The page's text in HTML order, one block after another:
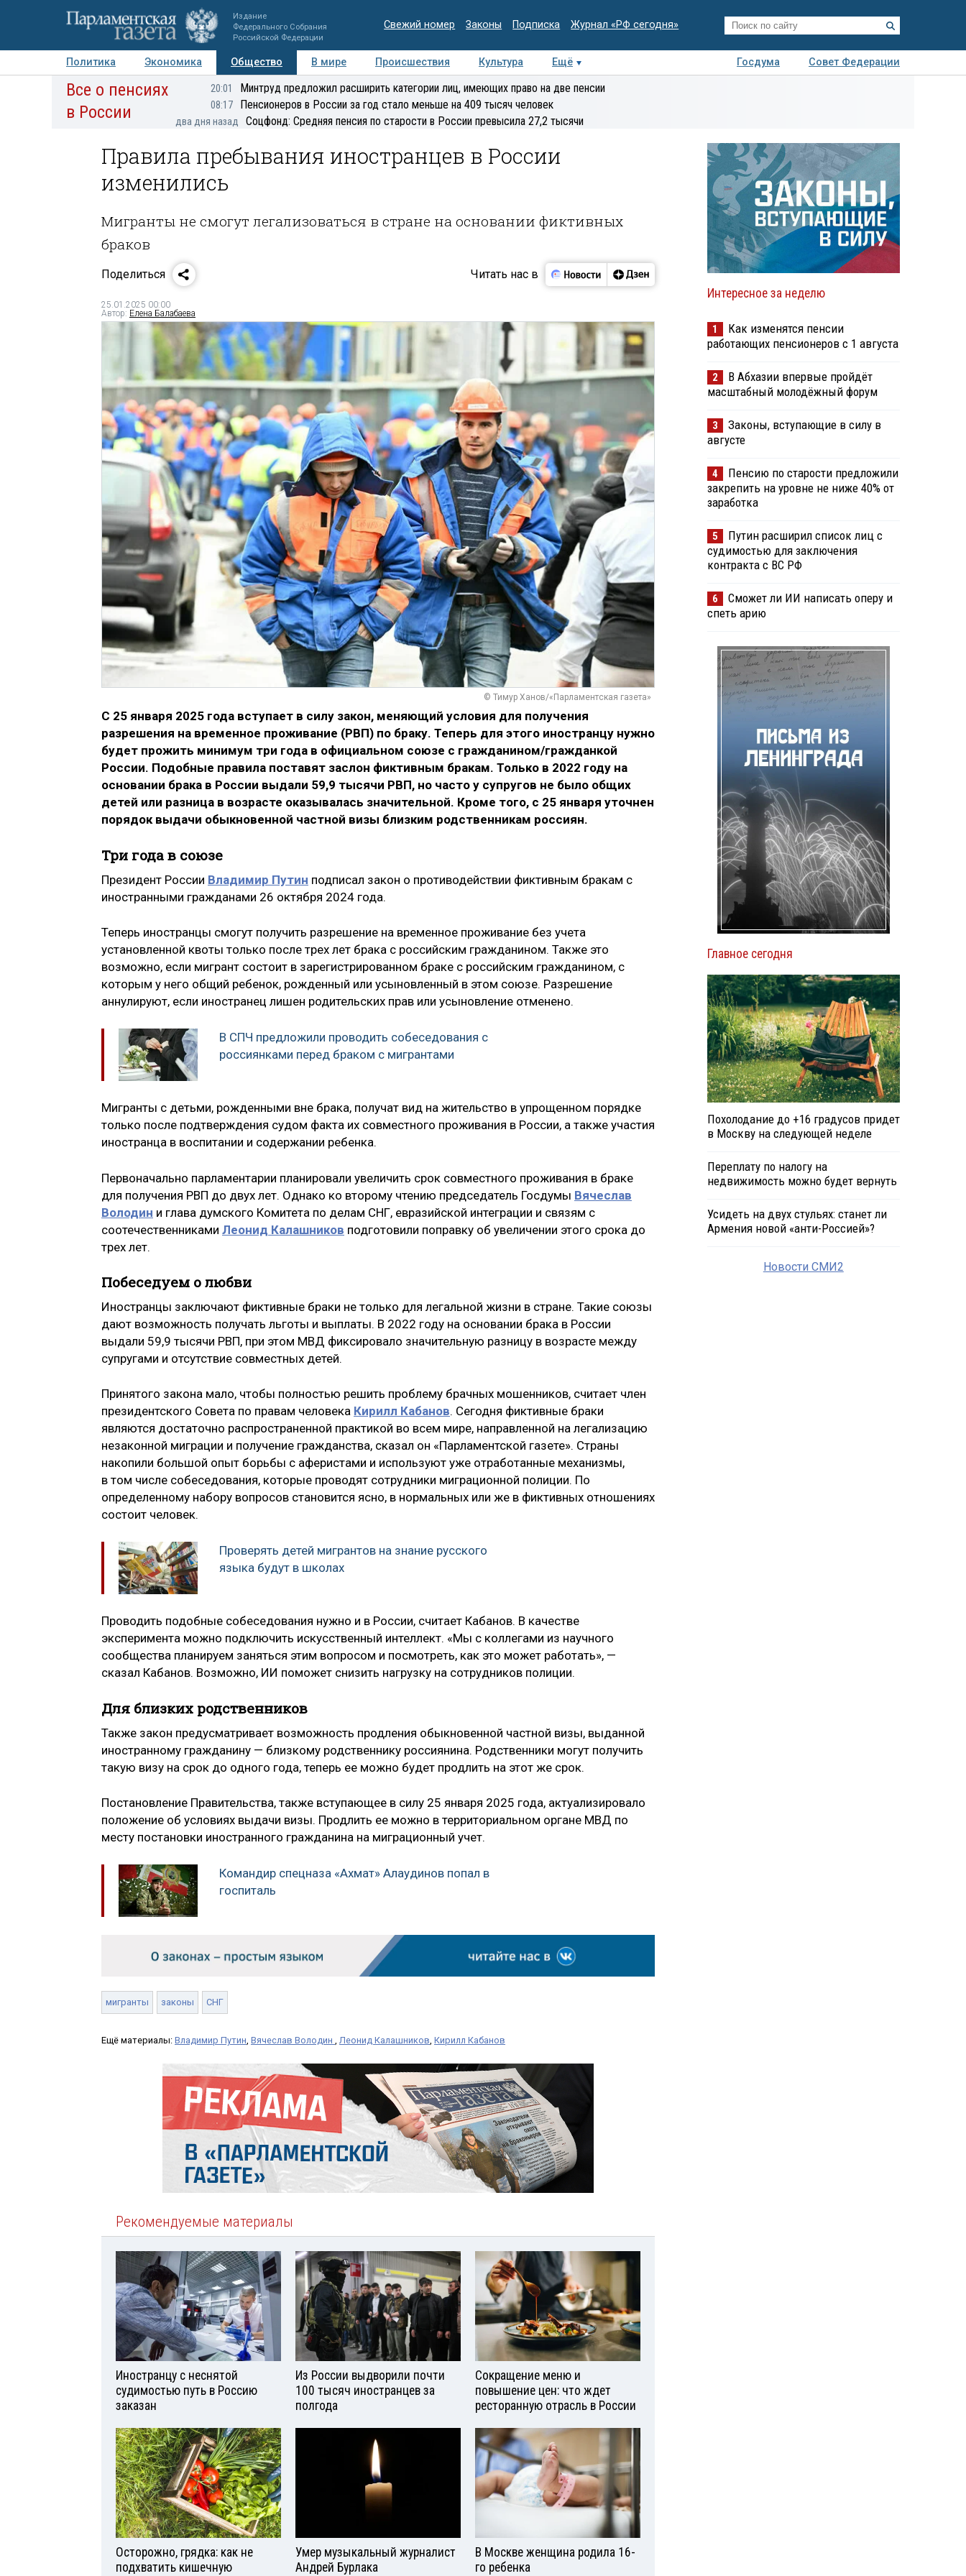
Издание
Федерального Собрания
Российской Федерации
Свежий номер Законы Подписка Журнал «РФ сегодня»
Политика Экономика Общество В мире Происшествия Культура Ещё Госдума
Совет Федерации
Авторы Персоны Мнения Регионы Медиацентр Интервью Колумнисты
Деловая
Все о пенсиях
в России
20:01 Минтруд предложил расширить категории лиц, имеющих право на две пенсии
08:17 Пенсионеров в России за год стало меньше на 409 тысяч человек
два дня назад Соцфонд: Средняя пенсия по старости в России превысила 27,2 тысячи
Правила пребывания иностранцев в России
изменились
Мигранты не смогут легализоваться в стране на основании фиктивных
браков
Поделиться Читать нас в
25.01.2025 00:00
Автор: Елена Балабаева
© Тимур Ханов/«Парламентская газета»
С 25 января 2025 года вступает в силу закон, меняющий условия для получения
разрешения на временное проживание (РВП) по браку. Теперь для этого иностранцу нужно
будет прожить минимум три года в официальном союзе с гражданином/гражданкой
России. Подобные правила поставят заслон фиктивным бракам. Только в 2022 году на
основании брака в России выдали 59,9 тысячи РВП, но часто у супругов не было общих
детей или разница в возрасте оказывалась значительной. Кроме того, с 25 января уточнен
порядок выдачи обыкновенной частной визы близким родственникам россиян.
Три года в союзе
Президент России Владимир Путин подписал закон о противодействии фиктивным бракам с
иностранными гражданами 26 октября 2024 года.
Теперь иностранцы смогут получить разрешение на временное проживание без учета
установленной квоты только после трех лет брака с российским гражданином. Также это
возможно, если мигрант состоит в зарегистрированном браке с российским гражданином, с
которым у него общий ребенок, рожденный или усыновленный в этом союзе. Разрешение
аннулируют, если иностранец лишен родительских прав или усыновление отменено.
В СПЧ предложили проводить собеседования с
россиянками перед браком с мигрантами
Мигранты с детьми, рожденными вне брака, получат вид на жительство в упрощенном порядке
только после подтверждения судом факта их совместного проживания в России, а также участия
иностранца в воспитании и содержании ребенка.
Первоначально парламентарии планировали увеличить срок совместного проживания в браке
для получения РВП до двух лет. Однако ко второму чтению председатель Госдумы Вячеслав
Володин и глава думского Комитета по делам СНГ, евразийской интеграции и связям с
соотечественниками Леонид Калашников подготовили поправку об увеличении этого срока до
трех лет.
Побеседуем о любви
Иностранцы заключают фиктивные браки не только для легальной жизни в стране. Такие союзы
дают возможность получать льготы и выплаты. В 2022 году на основании брака в России
выдали 59,9 тысячи РВП, при этом МВД фиксировало значительную разницу в возрасте между
супругами и отсутствие совместных детей.
Принятого закона мало, чтобы полностью решить проблему брачных мошенников, считает член
президентского Совета по правам человека Кирилл Кабанов. Сегодня фиктивные браки
являются достаточно распространенной практикой во всем мире, направленной на легализацию
незаконной миграции и получение гражданства, сказал он «Парламентской газете». Страны
накопили большой опыт борьбы с аферистами и используют уже отработанные механизмы,
в том числе собеседования, которые проводят сотрудники миграционной полиции. По
определенному набору вопросов становится ясно, в нормальных или же в фиктивных отношениях
состоит человек.
Проверять детей мигрантов на знание русского
языка будут в школах
Проводить подобные собеседования нужно и в России, считает Кабанов. В качестве
эксперимента можно подключить искусственный интеллект. «Мы с коллегами из научного
сообщества планируем заняться этим вопросом и посмотреть, как это может работать», —
сказал Кабанов. Возможно, ИИ поможет снизить нагрузку на сотрудников полиции.
Для близких родственников
Также закон предусматривает возможность продления обыкновенной частной визы, выданной
иностранному гражданину — близкому родственнику россиянина. Родственники могут получить
такую визу на срок до одного года, теперь ее можно будет продлить на этот же срок.
Постановление Правительства, также вступающее в силу 25 января 2025 года, актуализировало
положение об условиях выдачи визы. Продлить ее можно в территориальном органе МВД по
месту постановки иностранного гражданина на миграционный учет.
Командир спецназа «Ахмат» Алаудинов попал в
госпиталь
мигранты законы СНГ
Ещё материалы: Владимир Путин, Вячеслав Володин , Леонид Калашников, Кирилл Кабанов
Рекомендуемые материалы
Иностранцу с неснятой
судимостью путь в Россию
заказан
Из России выдворили почти
100 тысяч иностранцев за
полгода
Сокращение меню и
повышение цен: что ждет
ресторанную отрасль в России
Осторожно, грядка: как не
подхватить кишечную
Умер музыкальный журналист
Андрей Бурлака
В Москве женщина родила 16-
го ребенка
Интересное за неделю
1
Как изменятся пенсии
работающих пенсионеров с 1 августа
2
В Абхазии впервые пройдёт
масштабный молодёжный форум
3
Законы, вступающие в силу в
августе
4
Пенсию по старости предложили
закрепить на уровне не ниже 40% от
заработка
5
Путин расширил список лиц с
судимостью для заключения
контракта с ВС РФ
6
Сможет ли ИИ написать оперу и
спеть арию
Главное сегодня
Похолодание до +16 градусов придет
в Москву на следующей неделе
Переплату по налогу на
недвижимость можно будет вернуть
Усидеть на двух стульях: станет ли
Армения новой «анти-Россией»?
Новости СМИ2